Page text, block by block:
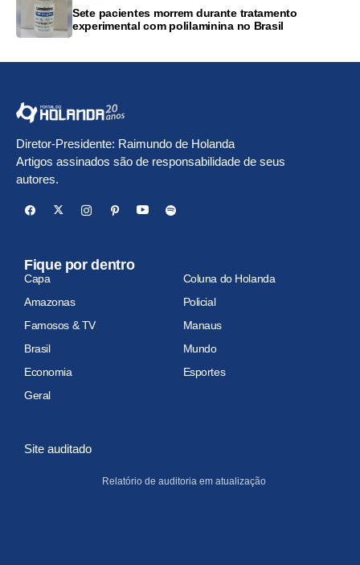
Sete pacientes morrem durante tratamento
experimental com polilaminina no Brasil
Diretor-Presidente: Raimundo de Holanda
Artigos assinados são de responsabilidade de seus
autores.
Fique por dentro
Capa
Coluna do Holanda
Amazonas
Policial
Famosos & TV
Manaus
Brasil
Mundo
Economia
Esportes
Geral
Site auditado
Relatório de auditoria em atualização